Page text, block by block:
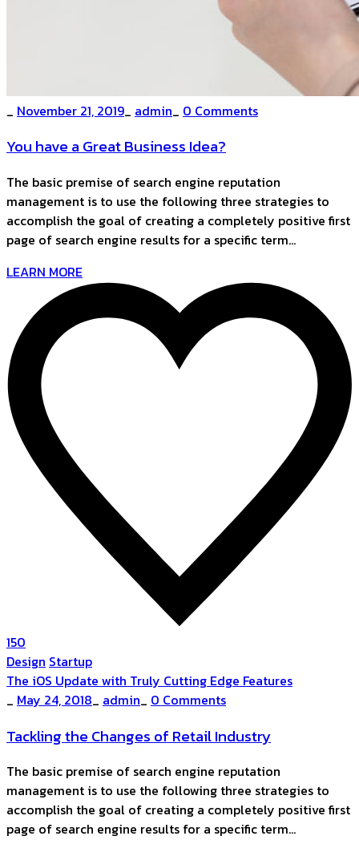
_ November 21, 2019_ admin_ 0 Comments
You have a Great Business Idea?
The basic premise of search engine reputation
management is to use the following three strategies to
accomplish the goal of creating a completely positive first
page of search engine results for a specific term…
LEARN MORE
150
Design Startup
The iOS Update with Truly Cutting Edge Features
_ May 24, 2018_ admin_ 0 Comments
Tackling the Changes of Retail Industry
The basic premise of search engine reputation
management is to use the following three strategies to
accomplish the goal of creating a completely positive first
page of search engine results for a specific term…